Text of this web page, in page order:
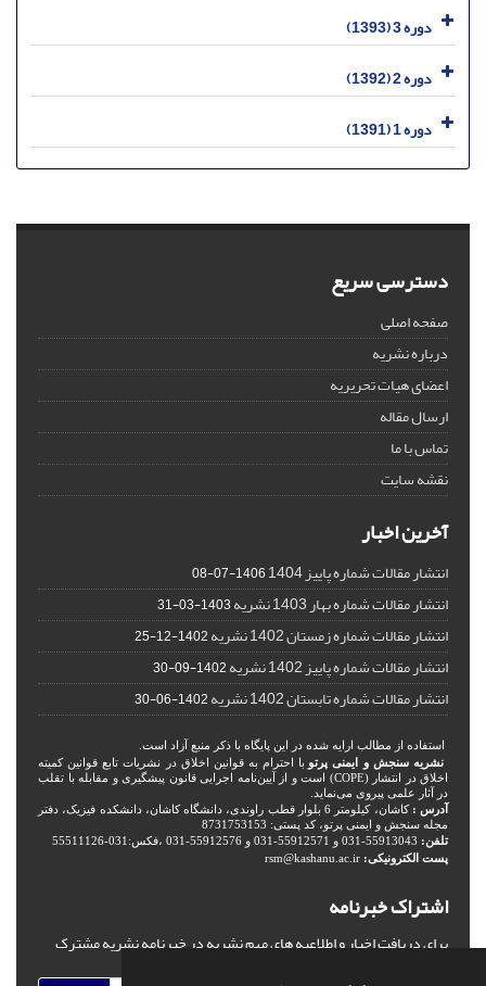
دوره 3 (1393)
دوره 2 (1392)
دوره 1 (1391)
دسترسی سریع
صفحه اصلی
درباره نشریه
اعضای هیات تحریریه
ارسال مقاله
تماس با ما
نقشه سایت
آخرین اخبار
انتشار مقالات شماره پاییز 1404 1406-07-08
انتشار مقالات شماره بهار 1403 نشریه 1403-03-31
انتشار مقالات شماره زمستان 1402 نشریه 1402-12-25
انتشار مقالات شماره پاییز 1402 نشریه 1402-09-30
انتشار مقالات شماره تابستان 1402 نشریه 1402-06-30
استفاده از مطالب ارایه شده در این پایگاه با ذکر منبع آزاد است.
نشریه سنجش و ایمنی پرتو با احترام به قوانین اخلاق در نشریات تابع قوانین کمیته
اخلاق در انتشار (COPE) است و از آیین‌نامه اجرایی قانون پیشگیری و مقابله با تقلب
در آثار علمی پیروی می‌نماید.
آدرس :
کاشان، کیلومتر 6 بلوار قطب راوندی، دانشگاه کاشان، دانشکده فیزیک، دفتر
مجله سنجش و ایمنی پرتو، کد پستی: 8731753153
تلفن:
پست الکترونیکی: rsm@kashanu.ac.ir
اشتراک خبرنامه
برای دریافت اخبار و اطلاعیه های مهم نشریه در خبرنامه نشریه مشترک